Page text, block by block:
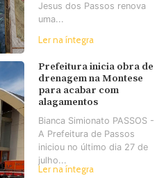
Jesus dos Passos renova
uma...
Ler na íntegra
Prefeitura inicia obra de
drenagem na Montese
para acabar com
alagamentos
Bianca Simionato PASSOS -
A Prefeitura de Passos
iniciou no último dia 27 de
julho...
Ler na íntegra